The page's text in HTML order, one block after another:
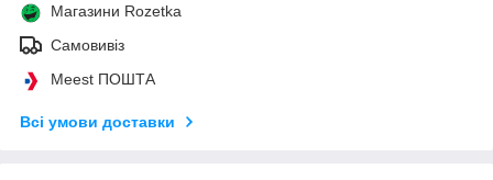
Магазини Rozetka
Самовивіз
Meest ПОШТА
Всі умови доставки